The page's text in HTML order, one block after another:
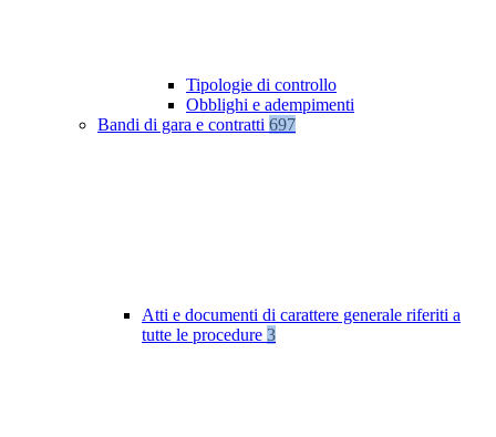
Tipologie di controllo
Obblighi e adempimenti
Bandi di gara e contratti 697
Atti e documenti di carattere generale riferiti a
tutte le procedure 3